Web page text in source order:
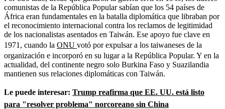
comunistas de la República Popular sabían que los 54 países de
África eran fundamentales en la batalla diplomática que libraban por
el reconocimiento internacional contra los reclamos de legitimidad
de los nacionalistas asentados en Taiwán. Ese apoyo fue clave en
1971, cuando la ONU votó por expulsar a los taiwaneses de la
organización e incorporó en su lugar a la República Popular. Y en la
actualidad, del continente negro solo Burkina Faso y Suazilandia
mantienen sus relaciones diplomáticas con Taiwán.
Le puede interesar: Trump reafirma que EE. UU. está listo
para "resolver problema" norcoreano sin China